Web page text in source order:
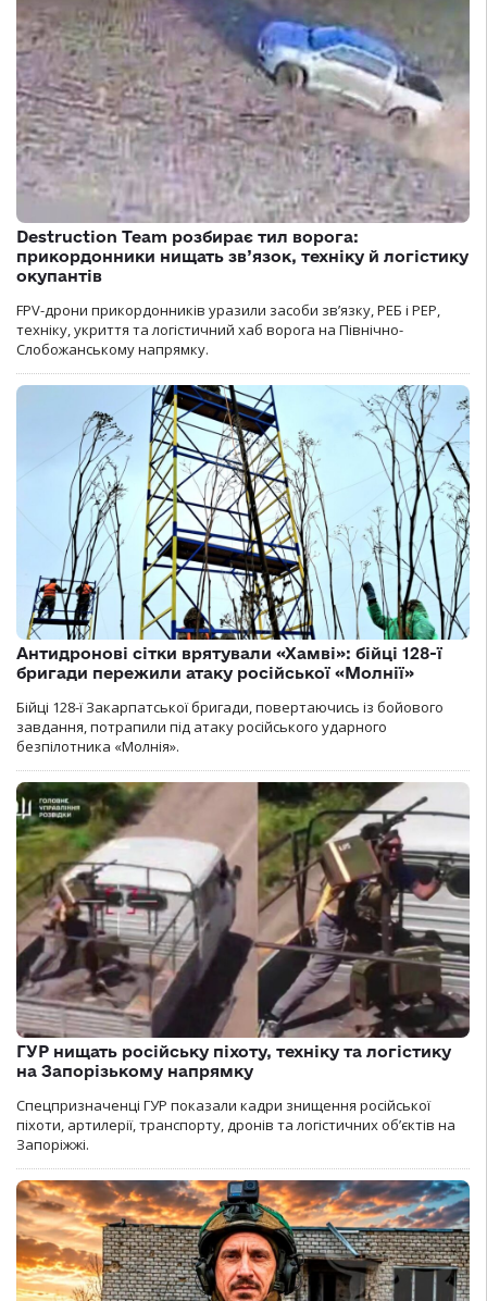
Destruction Team розбирає тил ворога:
прикордонники нищать зв’язок, техніку й логістику
окупантів
FPV-дрони прикордонників уразили засоби зв’язку, РЕБ і РЕР,
техніку, укриття та логістичний хаб ворога на Північно-
Слобожанському напрямку.
Антидронові сітки врятували «Хамві»: бійці 128-ї
бригади пережили атаку російської «Молнії»
Бійці 128-ї Закарпатської бригади, повертаючись із бойового
завдання, потрапили під атаку російського ударного
безпілотника «Молнія».
ГУР нищать російську піхоту, техніку та логістику
на Запорізькому напрямку
Спецпризначенці ГУР показали кадри знищення російської
піхоти, артилерії, транспорту, дронів та логістичних об’єктів на
Запоріжжі.